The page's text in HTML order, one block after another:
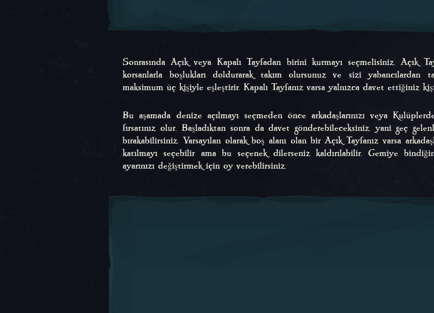
Sonrasında Açık veya Kapalı Tayfadan birini kurmayı seçmelisiniz. Açık
korsanlarla boşlukları doldurarak takım olursunuz ve sizi yabancılardan
maksimum üç kişiyle eşleştirir. Kapalı Tayfanız varsa yalnızca davet ettiğiniz
Bu aşamada denize açılmayı seçmeden önce arkadaşlarınızı veya
fırsatınız olur. Başladıktan sonra da davet gönderebileceksiniz, yani geç
bırakabilirsiniz. Varsayılan olarak boş alanı olan bir Açık Tayfanız varsa
katılmayı seçebilir ama bu seçenek dilerseniz kaldırılabilir. Gemiye
ayarınızı değiştirmek için oy verebilirsiniz.